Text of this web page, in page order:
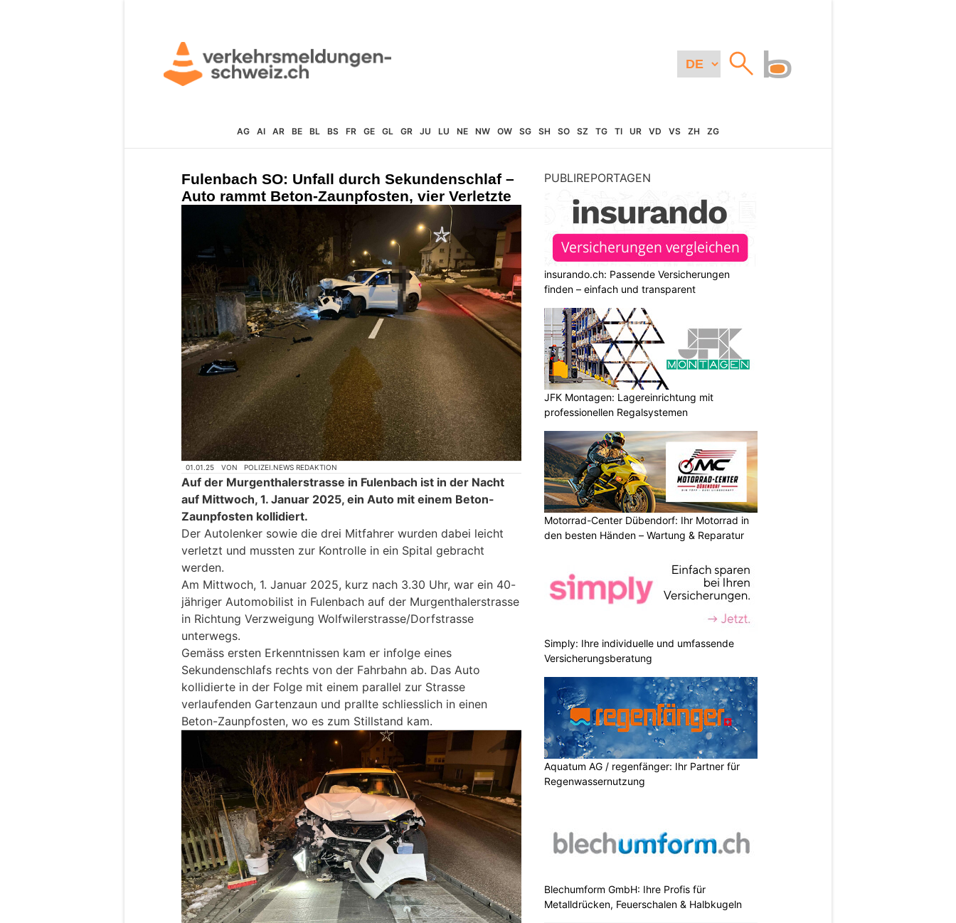
AG AI AR BE BL BS FR GE GL GR JU LU NE NW OW SG SH SO SZ TG TI UR VD VS ZH ZG
Fulenbach SO: Unfall durch Sekundenschlaf –
Auto rammt Beton-Zaunpfosten, vier Verletzte
01.01.25 VON POLIZEI.NEWS REDAKTION
Auf der Murgenthalerstrasse in Fulenbach ist in der Nacht
auf Mittwoch, 1. Januar 2025, ein Auto mit einem Beton-
Zaunpfosten kollidiert.
Der Autolenker sowie die drei Mitfahrer wurden dabei leicht
verletzt und mussten zur Kontrolle in ein Spital gebracht
werden.
Am Mittwoch, 1. Januar 2025, kurz nach 3.30 Uhr, war ein 40-
jähriger Automobilist in Fulenbach auf der Murgenthalerstrasse
in Richtung Verzweigung Wolfwilerstrasse/Dorfstrasse
unterwegs.
Gemäss ersten Erkenntnissen kam er infolge eines
Sekundenschlafs rechts von der Fahrbahn ab. Das Auto
kollidierte in der Folge mit einem parallel zur Strasse
verlaufenden Gartenzaun und prallte schliesslich in einen
Beton-Zaunpfosten, wo es zum Stillstand kam.
PUBLIREPORTAGEN
insurando.ch: Passende Versicherungen
finden – einfach und transparent
JFK Montagen: Lagereinrichtung mit
professionellen Regalsystemen
Motorrad-Center Dübendorf: Ihr Motorrad in
den besten Händen – Wartung & Reparatur
Simply: Ihre individuelle und umfassende
Versicherungsberatung
Aquatum AG / regenfänger: Ihr Partner für
Regenwassernutzung
Blechumform GmbH: Ihre Profis für
Metalldrücken, Feuerschalen & Halbkugeln